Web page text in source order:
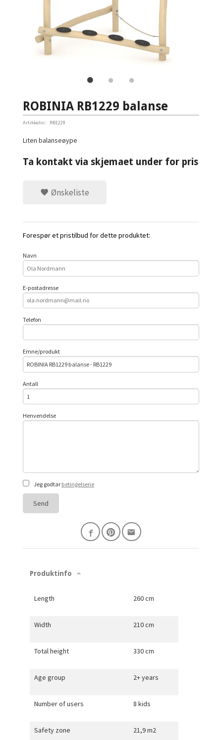
ROBINIA RB1229 balanse
Artikkelnr.: RB1229
Liten balanseøype
Ta kontakt via skjemaet under for pris
Ønskeliste
Forespør et pristilbud for dette produktet:
Navn
E-postadresse
Telefon
Emne/produkt
Antall
Henvendelse
Jeg godtar betingelsene
Send
Produktinfo
Length 260 cm
Width 210 cm
Total height 330 cm
Age group 2+ years
Number of users 8 kids
Safety zone 21,9 m2